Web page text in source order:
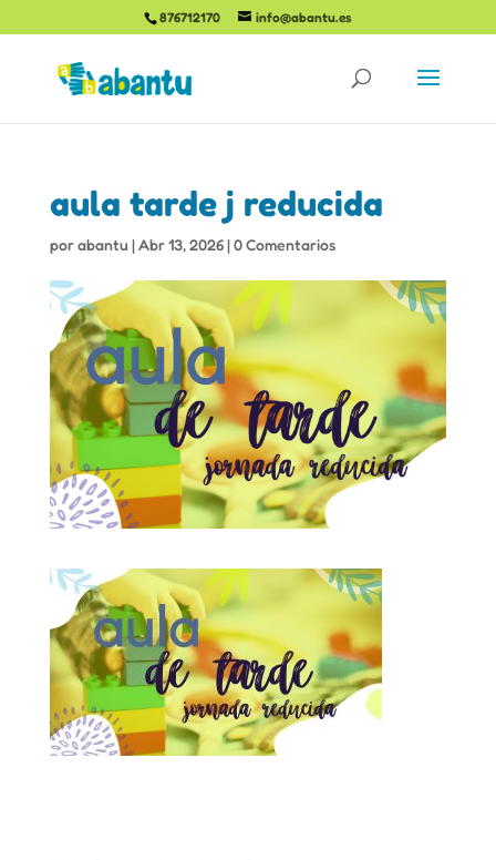
876712170 info@abantu.es
aula tarde j reducida
porabantu |Abr 13, 2026|0 Comentarios